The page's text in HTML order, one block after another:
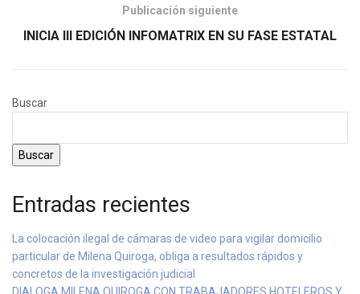
Publicación siguiente
INICIA III EDICIÓN INFOMATRIX EN SU FASE ESTATAL
Buscar
Buscar
Entradas recientes
La colocación ilegal de cámaras de video para vigilar domicilio
particular de Milena Quiroga, obliga a resultados rápidos y
concretos de la investigación judicial